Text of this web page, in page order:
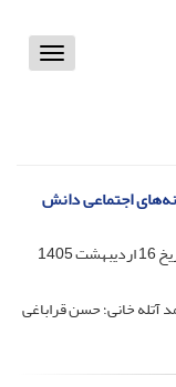
Toggle
اجتماعی دانش
16 اردیبهشت 1405
آتله خانی؛ حسن قراباغی